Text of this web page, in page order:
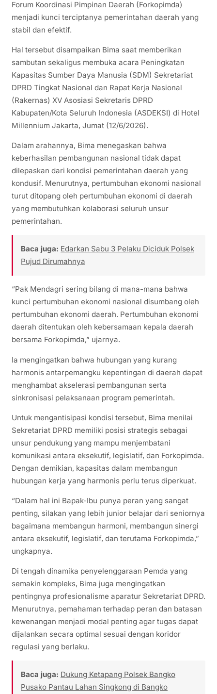
Forum Koordinasi Pimpinan Daerah (Forkopimda)
menjadi kunci terciptanya pemerintahan daerah yang
stabil dan efektif.
Hal tersebut disampaikan Bima saat memberikan
sambutan sekaligus membuka acara Peningkatan
Kapasitas Sumber Daya Manusia (SDM) Sekretariat
DPRD Tingkat Nasional dan Rapat Kerja Nasional
(Rakernas) XV Asosiasi Sekretaris DPRD
Kabupaten/Kota Seluruh Indonesia (ASDEKSI) di Hotel
Millennium Jakarta, Jumat (12/6/2026).
Dalam arahannya, Bima menegaskan bahwa
keberhasilan pembangunan nasional tidak dapat
dilepaskan dari kondisi pemerintahan daerah yang
kondusif. Menurutnya, pertumbuhan ekonomi nasional
turut ditopang oleh pertumbuhan ekonomi di daerah
yang membutuhkan kolaborasi seluruh unsur
pemerintahan.
Baca juga: Edarkan Sabu 3 Pelaku Diciduk Polsek
Pujud Dirumahnya
“Pak Mendagri sering bilang di mana-mana bahwa
kunci pertumbuhan ekonomi nasional disumbang oleh
pertumbuhan ekonomi daerah. Pertumbuhan ekonomi
daerah ditentukan oleh kebersamaan kepala daerah
bersama Forkopimda,” ujarnya.
Ia mengingatkan bahwa hubungan yang kurang
harmonis antarpemangku kepentingan di daerah dapat
menghambat akselerasi pembangunan serta
sinkronisasi pelaksanaan program pemerintah.
Untuk mengantisipasi kondisi tersebut, Bima menilai
Sekretariat DPRD memiliki posisi strategis sebagai
unsur pendukung yang mampu menjembatani
komunikasi antara eksekutif, legislatif, dan Forkopimda.
Dengan demikian, kapasitas dalam membangun
hubungan kerja yang harmonis perlu terus diperkuat.
“Dalam hal ini Bapak-Ibu punya peran yang sangat
penting, silakan yang lebih junior belajar dari seniornya
bagaimana membangun harmoni, membangun sinergi
antara eksekutif, legislatif, dan terutama Forkopimda,”
ungkapnya.
Di tengah dinamika penyelenggaraan Pemda yang
semakin kompleks, Bima juga mengingatkan
pentingnya profesionalisme aparatur Sekretariat DPRD.
Menurutnya, pemahaman terhadap peran dan batasan
kewenangan menjadi modal penting agar tugas dapat
dijalankan secara optimal sesuai dengan koridor
regulasi yang berlaku.
Baca juga: Dukung Ketapang Polsek Bangko
Pusako Pantau Lahan Singkong di Bangko